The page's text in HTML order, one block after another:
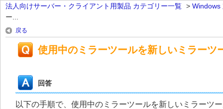
法人向けサーバー・クライアント用製品 カテゴリー一覧 > Windows
ー...
戻る
使用中のミラーツールを新しいミラーツ
回答
以下の手順で、使用中のミラーツールを新しいミラーツ